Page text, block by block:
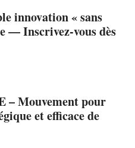
innovation « sans
— Inscrivez-vous dès
– Mouvement pour
et efficace de